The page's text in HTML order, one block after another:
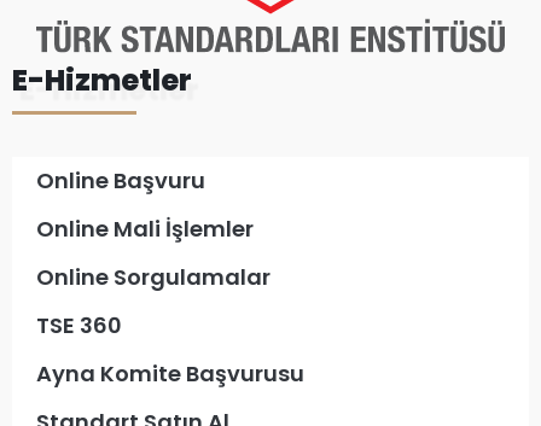
E-Hizmetler
Online Başvuru
Online Mali İşlemler
Online Sorgulamalar
TSE 360
Ayna Komite Başvurusu